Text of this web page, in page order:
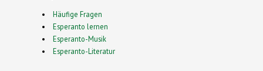
Häufige Fragen
Esperanto lernen
Esperanto-Musik
Esperanto-Literatur